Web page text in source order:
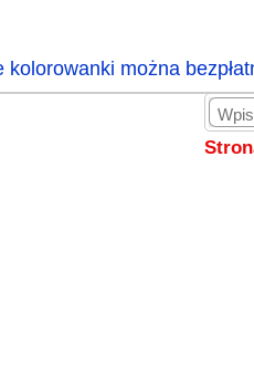
można